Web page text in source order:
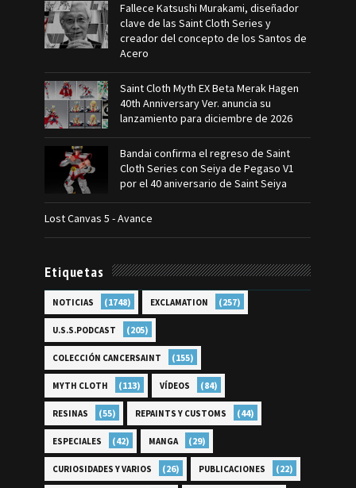
Fallece Katsushi Murakami, diseñador
clave de las Saint Cloth Series y
creador del concepto de los Santos de
Acero
Saint Cloth Myth EX Beta Merak Hagen
40th Anniversary Ver. anuncia su
lanzamiento para diciembre de 2026
Bandai confirma el regreso de Saint
Cloth Series con Seiya de Pegaso V1
por el 40 aniversario de Saint Seiya
Lost Canvas 5 - Avance
Etiquetas
NOTICIAS (1748) EXCLAMATION (257)
U.S.S.PODCAST (205)
COLECCIÓN CANCERSAINT (155)
MYTH CLOTH (113) VÍDEOS (84)
RESINAS (55) REPAINTS Y CUSTOMS (44)
ESPECIALES (42) MANGA (29)
CURIOSIDADES Y VARIOS (26) PUBLICACIONES (22)